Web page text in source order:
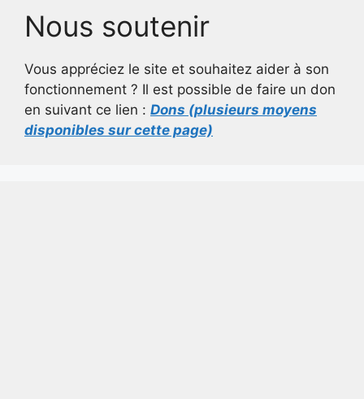
Nous soutenir
Vous appréciez le site et souhaitez aider à son
fonctionnement ? Il est possible de faire un don
en suivant ce lien : Dons (plusieurs moyens
disponibles sur cette page)